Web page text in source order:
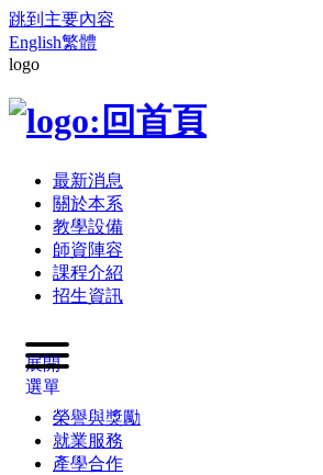
跳到主要內容
English繁體
logo
最新消息
關於本系
教學設備
師資陣容
課程介紹
招生資訊
展開
選單
榮譽與獎勵
就業服務
產學合作